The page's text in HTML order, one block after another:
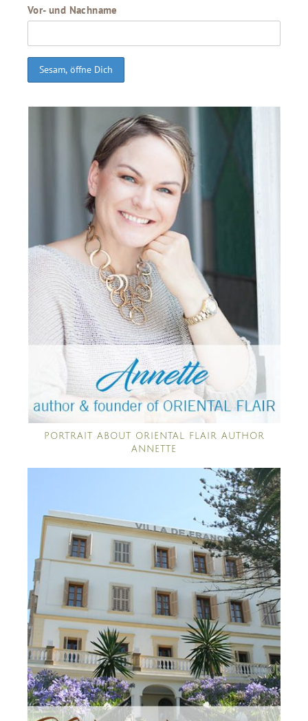
Vor- und Nachname
PORTRAIT ABOUT ORIENTAL FLAIR AUTHOR
ANNETTE